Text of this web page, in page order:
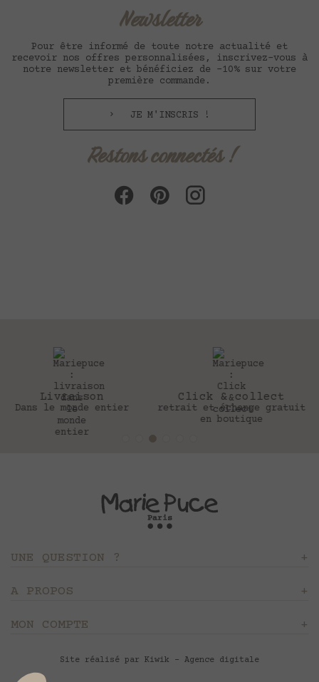
Newsletter
Pour être informé de toute notre actualité et
recevoir nos offres personnalisées, inscrivez-vous à
notre newsletter et bénéficiez de -10% sur votre
première commande.
JE M'INSCRIS !
Restons connectés !
Click & collect
retrait et échange gratuit
en boutique
30 jours
Pour changer d’avis
UNE QUESTION ?
A PROPOS
MON COMPTE
Site réalisé par Kiwik - Agence digitale